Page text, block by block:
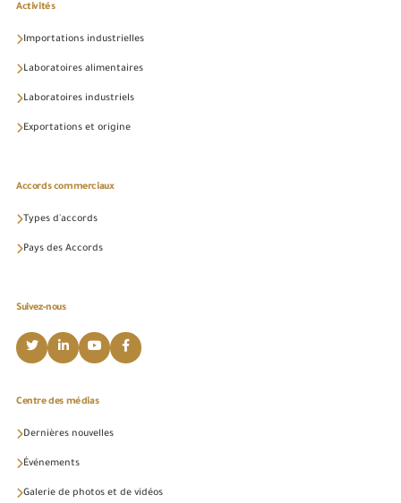
Activités
Importations industrielles
Laboratoires alimentaires
Laboratoires industriels
Exportations et origine
Accords commerciaux
Types d'accords
Pays des Accords
Suivez-nous
Centre des médias
Dernières nouvelles
Événements
Galerie de photos et de vidéos